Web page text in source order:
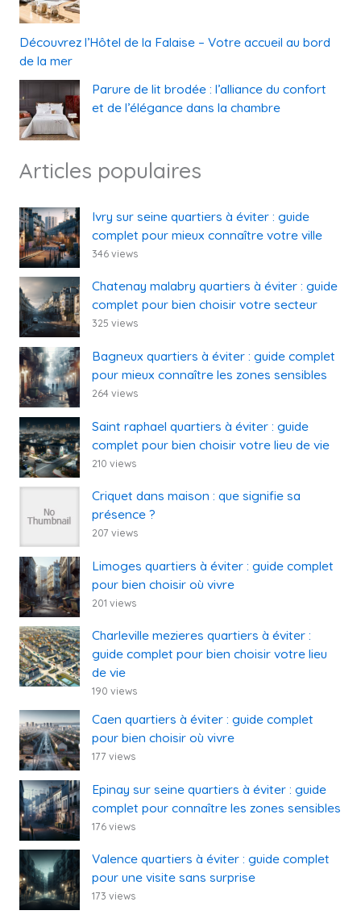
Découvrez l’Hôtel de la Falaise – Votre accueil au bord
de la mer
Parure de lit brodée : l’alliance du confort
et de l’élégance dans la chambre
Articles populaires
Ivry sur seine quartiers à éviter : guide
complet pour mieux connaître votre ville
346 views
Chatenay malabry quartiers à éviter : guide
complet pour bien choisir votre secteur
325 views
Bagneux quartiers à éviter : guide complet
pour mieux connaître les zones sensibles
264 views
Saint raphael quartiers à éviter : guide
complet pour bien choisir votre lieu de vie
210 views
Criquet dans maison : que signifie sa
présence ?
207 views
Limoges quartiers à éviter : guide complet
pour bien choisir où vivre
201 views
Charleville mezieres quartiers à éviter :
guide complet pour bien choisir votre lieu
de vie
190 views
Caen quartiers à éviter : guide complet
pour bien choisir où vivre
177 views
Epinay sur seine quartiers à éviter : guide
complet pour connaître les zones sensibles
176 views
Valence quartiers à éviter : guide complet
pour une visite sans surprise
173 views